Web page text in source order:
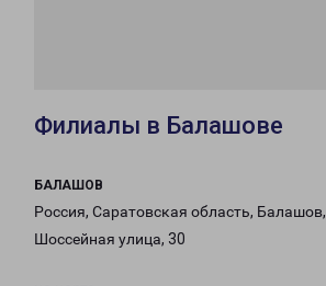
Филиалы в Балашове
БАЛАШОВ
Россия, Саратовская область, Балашов,
Шоссейная улица, 30